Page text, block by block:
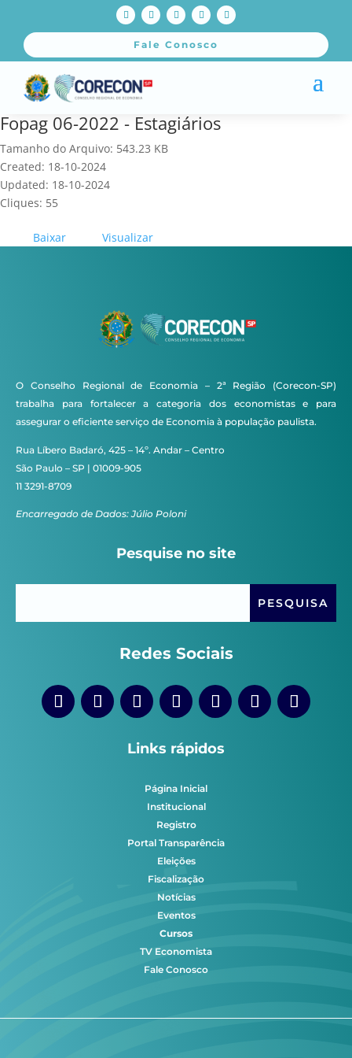
Fale Conosco
Fopag 06-2022 - Estagiários
Tamanho do Arquivo: 543.23 KB
Created: 18-10-2024
Updated: 18-10-2024
Cliques: 55
Baixar Visualizar
O Conselho Regional de Economia – 2ª Região (Corecon-SP)
trabalha para fortalecer a categoria dos economistas e para
assegurar o eficiente serviço de Economia à população paulista.
Rua Líbero Badaró, 425 – 14º. Andar – Centro
São Paulo – SP | 01009-905
11 3291-8709
Encarregado de Dados: Júlio Poloni
Pesquise no site
Redes Sociais
Links rápidos
Página Inicial
Institucional
Registro
Portal Transparência
Eleições
Fiscalização
Notícias
Eventos
Cursos
TV Economista
Fale Conosco